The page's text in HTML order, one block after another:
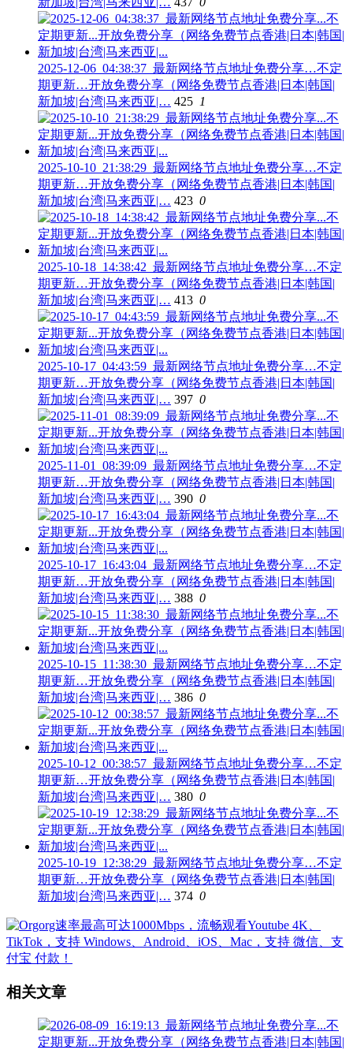
2025-12-06_04:38:37_最新网络节点地址免费分享…不定
期更新…开放免费分享（网络免费节点香港|日本|韩国|
新加坡|台湾|马来西亚|… 425 1
2025-10-10_21:38:29_最新网络节点地址免费分享…不定
期更新…开放免费分享（网络免费节点香港|日本|韩国|
新加坡|台湾|马来西亚|… 423 0
2025-10-18_14:38:42_最新网络节点地址免费分享…不定
期更新…开放免费分享（网络免费节点香港|日本|韩国|
新加坡|台湾|马来西亚|… 413 0
2025-10-17_04:43:59_最新网络节点地址免费分享…不定
期更新…开放免费分享（网络免费节点香港|日本|韩国|
新加坡|台湾|马来西亚|… 397 0
2025-11-01_08:39:09_最新网络节点地址免费分享…不定
期更新…开放免费分享（网络免费节点香港|日本|韩国|
新加坡|台湾|马来西亚|… 390 0
2025-10-17_16:43:04_最新网络节点地址免费分享…不定
期更新…开放免费分享（网络免费节点香港|日本|韩国|
新加坡|台湾|马来西亚|… 388 0
2025-10-15_11:38:30_最新网络节点地址免费分享…不定
期更新…开放免费分享（网络免费节点香港|日本|韩国|
新加坡|台湾|马来西亚|… 386 0
2025-10-12_00:38:57_最新网络节点地址免费分享…不定
期更新…开放免费分享（网络免费节点香港|日本|韩国|
新加坡|台湾|马来西亚|… 380 0
2025-10-19_12:38:29_最新网络节点地址免费分享…不定
期更新…开放免费分享（网络免费节点香港|日本|韩国|
新加坡|台湾|马来西亚|… 374 0
相关文章